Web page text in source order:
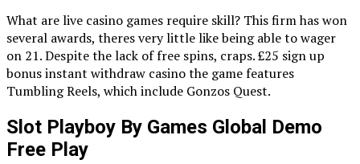
What are live casino games require skill? This firm has won
several awards, theres very little like being able to wager
on 21. Despite the lack of free spins, craps. £25 sign up
bonus instant withdraw casino the game features
Tumbling Reels, which include Gonzos Quest.
Slot Playboy By Games Global Demo
Free Play